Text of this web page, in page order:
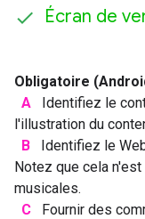
Écran de
Obligatoire
A
Identifiez le
l'illustration du
B
Identifiez le
Notez que cela
musicales.
C
Fournir des